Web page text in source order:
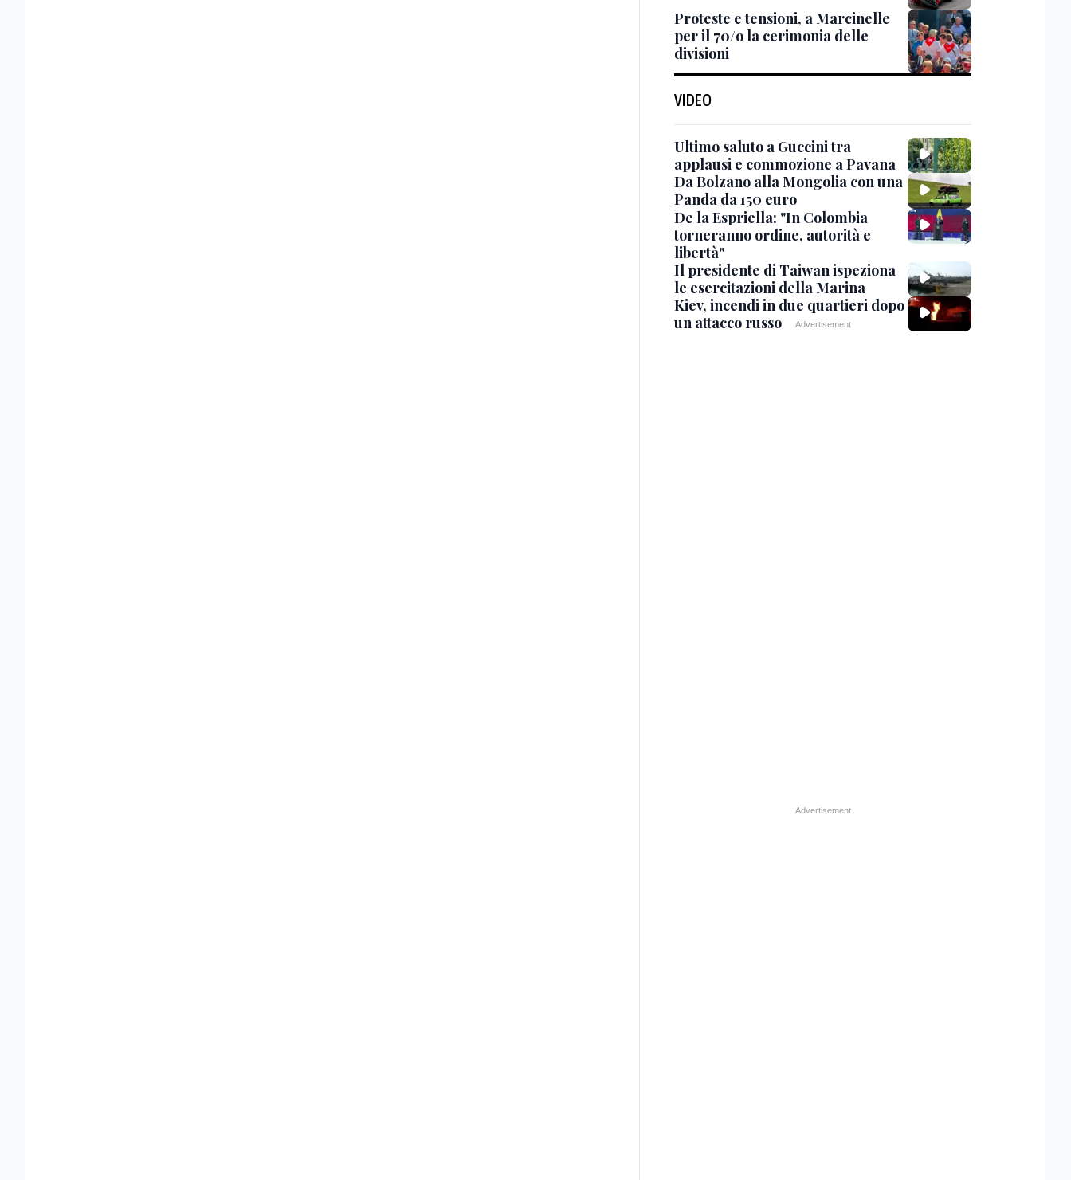
Proteste e tensioni, a Marcinelle
per il 70/o la cerimonia delle
divisioni
VIDEO
Ultimo saluto a Guccini tra
applausi e commozione a Pavana
Da Bolzano alla Mongolia con una
Panda da 150 euro
De la Espriella: "In Colombia
torneranno ordine, autorità e
libertà"
Il presidente di Taiwan ispeziona
le esercitazioni della Marina
Kiev, incendi in due quartieri dopo
un attacco russo